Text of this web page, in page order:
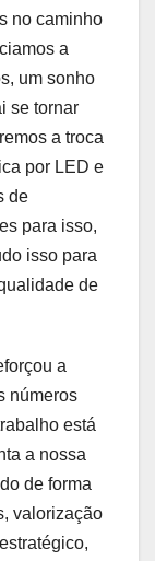
no caminho
a
um sonho
se tornar
a troca
por LED e
de
para isso,
isso para
de
a
números
está
a nossa
de forma
valorização